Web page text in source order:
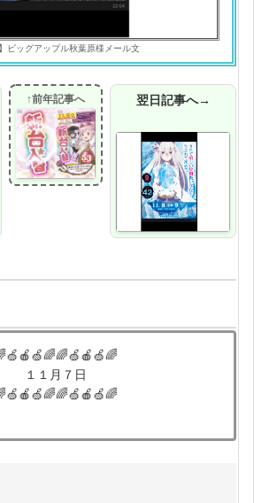
】ビッグアップル秋葉原様メール文
↑前年記事へ 翌日記事へ→
１１月７日